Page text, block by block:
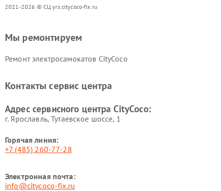
2021-2026 © СЦ yrs.citycoco-fix.ru
Мы ремонтируем
Ремонт электросамокатов CityCoco
Контакты сервис центра
Адрес сервисного центра CityCoco:
г. Ярославль, Тутаевское шоссе, 1
Горячая линия:
+7 (485) 260-77-28
Электронная почта:
info@citycoco-fix.ru